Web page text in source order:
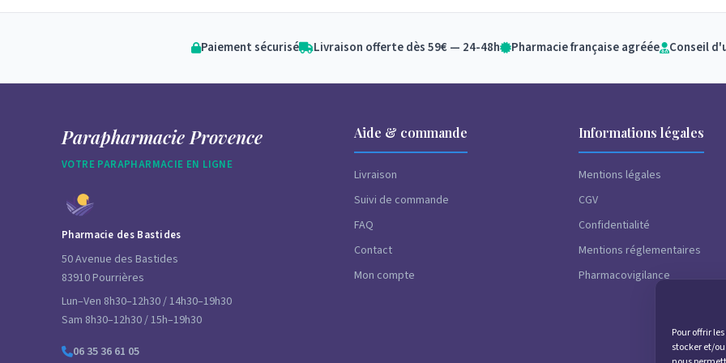
Pour offrir
stocker et/
Paiement sécurisé Livraison offerte dès 59€ — 24-48h Pharmacie française agréée Conseil
Parapharmacie Provence
VOTRE PARAPHARMACIE EN LIGNE
Pharmacie des Bastides
50 Avenue des Bastides
83910 Pourrières
Lun–Ven 8h30–12h30 / 14h30–19h30
Sam 8h30–12h30 / 15h–19h30
06 35 36 61 05
Aide & commande
Livraison
Suivi de commande
FAQ
Contact
Mon compte
Informations légales
Mentions légales
CGV
Confidentialité
Mentions réglementaires
Pharmacovigilance